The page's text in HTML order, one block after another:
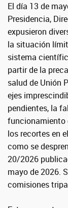
El día 13 de
Presidencia,
expusieron
la situación
sistema
partir de la
salud de Unión
ejes
pendientes, la
funcionamiento
los recortes en
como se
20/2026
mayo de 2026.
comisiones